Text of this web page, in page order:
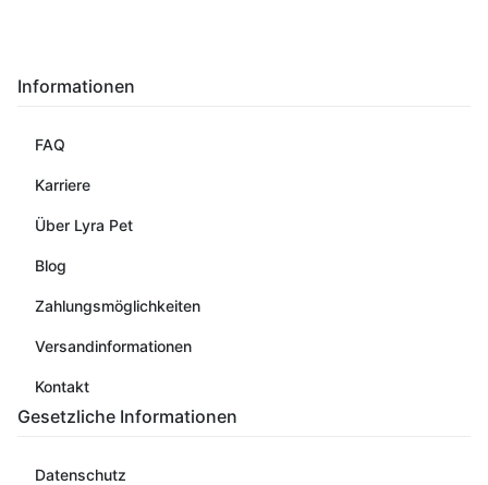
Informationen
FAQ
Karriere
Über Lyra Pet
Blog
Zahlungsmöglichkeiten
Versandinformationen
Kontakt
Gesetzliche Informationen
Datenschutz